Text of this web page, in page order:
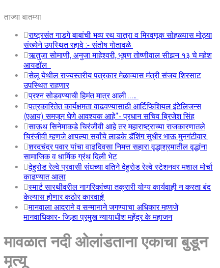
ताज्या बातम्या
राष्ट्रसंत गाडगे बाबांची भव्य रथ यात्रा व मिरवणूक सोहळ्यास मोठ्या
संख्येने उपस्थित रहावे :- संतोष गोतावळे
ऋतुजा सोमाणी, अनुजा माहेश्वरी, भूषण तोष्णीवाल सीझन १३ चे महेश
आयडॉल
सेलू येथील राज्यस्तरीय पत्रकार मेळाव्यास मंत्री संजय शिरसाट
उपस्थित राहणार
प्रश्न सोडवण्याची हिमंत मात्र आली …..
पत्रकारितेत कार्यक्षमता वाढवण्यासाठी आर्टिफिशियल इंटेलिजन्स
(एआय) समजून घेणे आवश्यक आहे”- प्रधान सचिव ब्रिजेश सिंह
साऊथ सिनेमाकडे चिरंजीवी आहे तर महाराष्ट्राच्या राजकारणातले
चिरंजीवी म्हणजे आपल्या सर्वांचे लाडके डॅशिंग सुधीर भाऊ मुनगंटीवार.
शरदचंद्र पवार यांचा वाढदिवसा निमत्त सहारा वृद्धाश्रमातील वृद्धांना
सामाजिक व धार्मिक ग्रंथ दिली भेट
देहुरोड रेल्वे प्रवासी संघच्या वतिने देहुरोड रेल्वे स्टेशनवर मशाल मोर्चा
काढण्यात आला
स्मार्ट सारथीवरील नागरिकांच्या तक्रारी योग्य कार्यवाही न करता बंद
केल्यास होणार कठोर कारवाई!
मानवाला आदराने व सन्मानाने जगण्याचा अधिकार म्हणजे
मानवाधिकार- जिल्हा प्रमुख न्यायाधीश महेंद्र के महाजन
मावळात नदी ओलांडताना एकाचा बुडून
मृत्यू